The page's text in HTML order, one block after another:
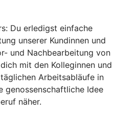
Du erledigst einfache
unserer Kundinnen und
und Nachbearbeitung von
mit den Kolleginnen und
Arbeitsabläufe in
genossenschaftliche Idee
näher.